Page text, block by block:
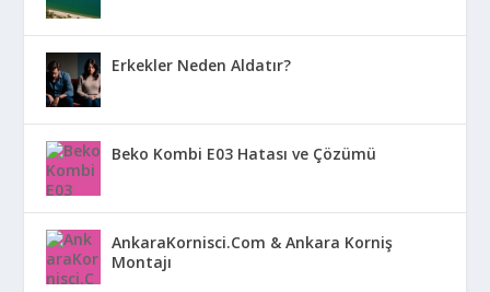
Erkekler Neden Aldatır?
Beko Kombi E03 Hatası ve Çözümü
AnkaraKornisci.Com & Ankara Korniş
Montajı